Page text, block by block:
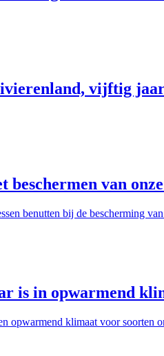
vijftig
van
benutten bij de bescherming
is in opwarmend
klimaat voor soorten